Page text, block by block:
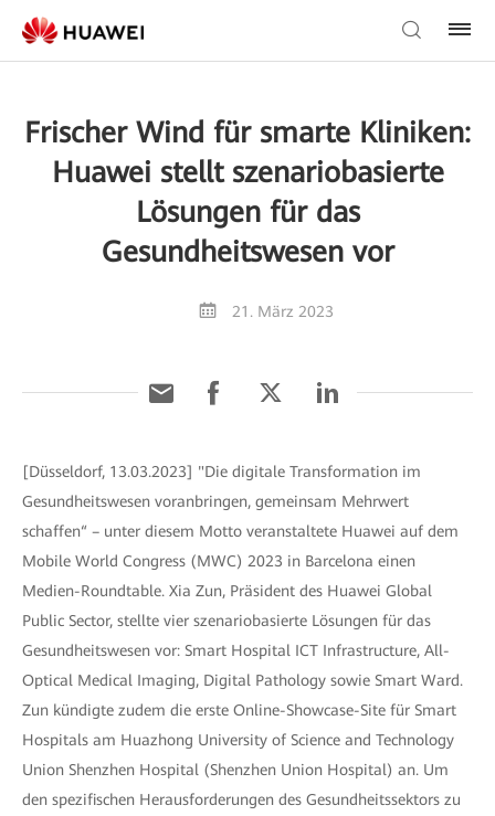
Frischer Wind für smarte Kliniken:
Huawei stellt szenariobasierte
Lösungen für das
Gesundheitswesen vor
21. März 2023
[Düsseldorf, 13.03.2023] "Die digitale Transformation im
Gesundheitswesen voranbringen, gemeinsam Mehrwert
schaffen“ – unter diesem Motto veranstaltete Huawei auf dem
Mobile World Congress (MWC) 2023 in Barcelona einen
Medien-Roundtable. Xia Zun, Präsident des Huawei Global
Public Sector, stellte vier szenariobasierte Lösungen für das
Gesundheitswesen vor: Smart Hospital ICT Infrastructure, All-
Optical Medical Imaging, Digital Pathology sowie Smart Ward.
Zun kündigte zudem die erste Online-Showcase-Site für Smart
Hospitals am Huazhong University of Science and Technology
Union Shenzhen Hospital (Shenzhen Union Hospital) an. Um
den spezifischen Herausforderungen des Gesundheitssektors zu